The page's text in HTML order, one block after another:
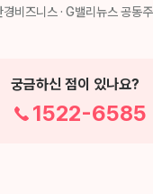
경비즈니스 · G밸리뉴스 공동
궁금하신 점이 있나요?
1522-6585